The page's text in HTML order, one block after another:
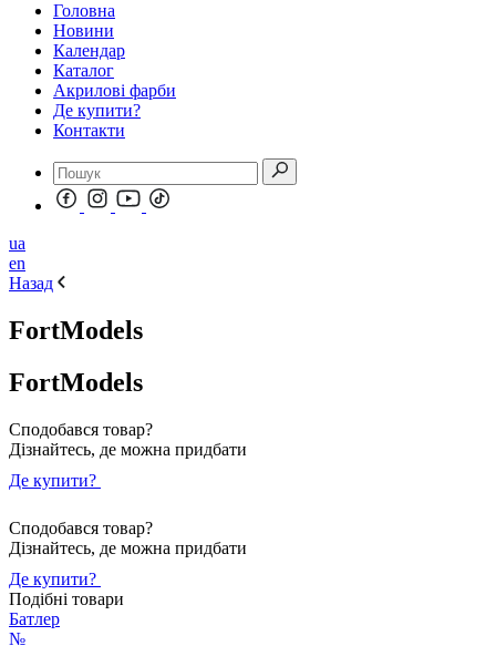
Головна
Новини
Календар
Каталог
Акрилові фарби
Де купити?
Контакти
ua
en
Назад
FortModels
FortModels
Сподобався товар?
Дізнайтесь, де можна придбати
Де купити?
Сподобався товар?
Дізнайтесь, де можна придбати
Де купити?
Подібні товари
Батлер
№